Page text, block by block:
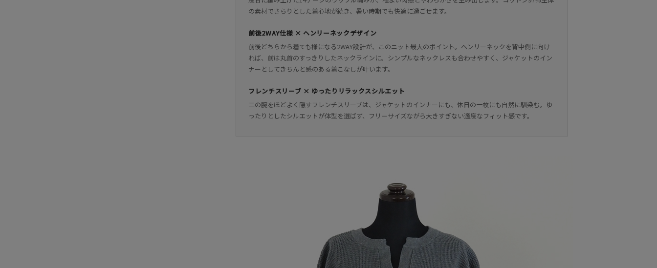
の素材でさらりとした着心地が続き、暑い時期でも快適に過ごせます。
前後2WAY仕様 × ヘンリーネックデザイン
前後どちらから着ても様になる2WAY設計が、このニット最大のポイント。ヘンリーネックを背中側に向け
れば、前は丸首のすっきりしたネックラインに。シンプルなネックレスも合わせやすく、ジャケットのイン
ナーとしてきちんと感のある着こなしが叶います。
フレンチスリーブ × ゆったりリラックスシルエット
二の腕をほどよく隠すフレンチスリーブは、ジャケットのインナーにも、休日の一枚にも自然に馴染む。ゆ
ったりとしたシルエットが体型を選ばず、フリーサイズながら大きすぎない適度なフィット感です。